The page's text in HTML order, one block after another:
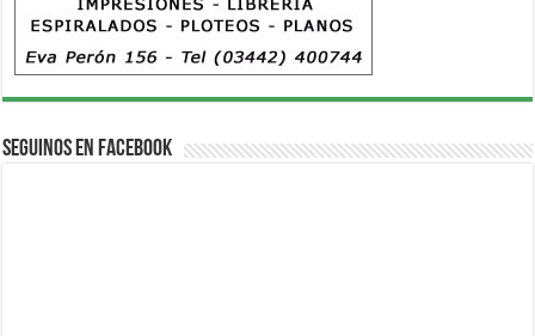
Seguinos en Facebook